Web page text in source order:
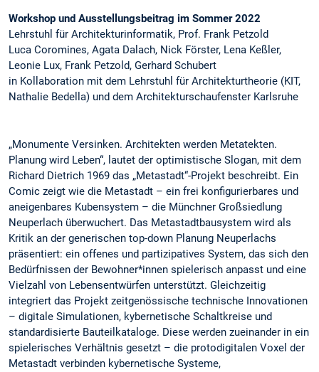
Workshop und Ausstellungsbeitrag im Sommer 2022
Lehrstuhl für Architekturinformatik, Prof. Frank Petzold
Luca Coromines, Agata Dalach, Nick Förster, Lena Keßler,
Leonie Lux, Frank Petzold, Gerhard Schubert
in Kollaboration mit dem Lehrstuhl für Architekturtheorie (KIT,
Nathalie Bedella) und dem Architekturschaufenster Karlsruhe
„Monumente Versinken. Architekten werden Metatekten.
Planung wird Leben“, lautet der optimistische Slogan, mit dem
Richard Dietrich 1969 das „Metastadt“-Projekt beschreibt. Ein
Comic zeigt wie die Metastadt – ein frei konfigurierbares und
aneigenbares Kubensystem – die Münchner Großsiedlung
Neuperlach überwuchert. Das Metastadtbausystem wird als
Kritik an der generischen top-down Planung Neuperlachs
präsentiert: ein offenes und partizipatives System, das sich den
Bedürfnissen der Bewohner*innen spielerisch anpasst und eine
Vielzahl von Lebensentwürfen unterstützt. Gleichzeitig
integriert das Projekt zeitgenössische technische Innovationen
– digitale Simulationen, kybernetische Schaltkreise und
standardisierte Bauteilkataloge. Diese werden zueinander in ein
spielerisches Verhältnis gesetzt – die protodigitalen Voxel der
Metastadt verbinden kybernetische Systeme,